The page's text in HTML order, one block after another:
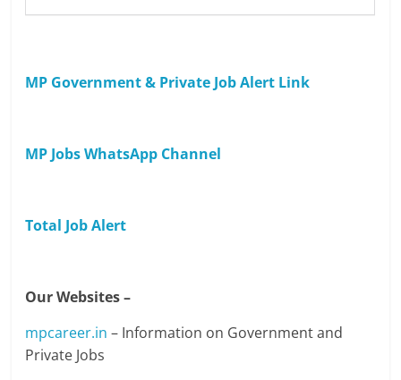
MP Government & Private Job Alert Link
MP Jobs WhatsApp Channel
Total Job Alert
Our Websites –
mpcareer.in – Information on Government and
Private Jobs